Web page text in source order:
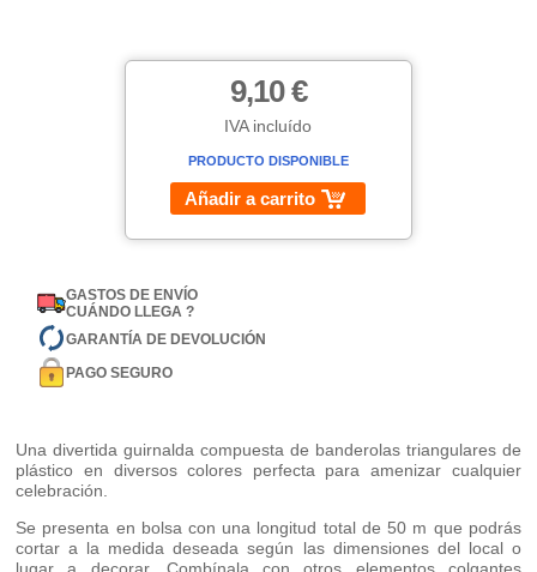
9,10 €
IVA incluído
PRODUCTO DISPONIBLE
Añadir a carrito
GASTOS DE ENVÍO
CUÁNDO LLEGA ?
GARANTÍA DE DEVOLUCIÓN
PAGO SEGURO
Una divertida guirnalda compuesta de banderolas triangulares de
plástico en diversos colores perfecta para amenizar cualquier
celebración.
Se presenta en bolsa con una longitud total de 50 m que podrás
cortar a la medida deseada según las dimensiones del local o